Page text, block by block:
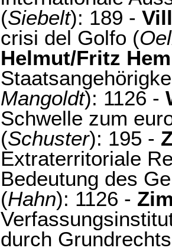
(Siebelt): 189 -
crisi del Golfo (
Helmut/Fritz
Mangoldt): 1126 -
Schwelle zum
(Schuster): 195 -
Extraterritoriale
Bedeutung des
(Hahn): 1126 -
durch